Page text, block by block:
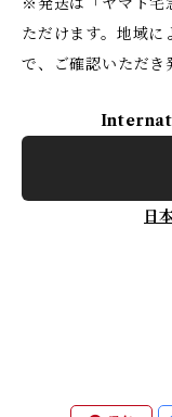
ただけます。地域に
で、ご確認いただき
日